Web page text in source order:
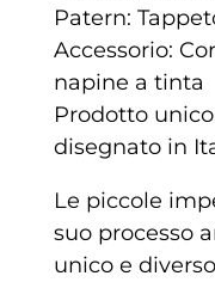
Patern:
Accessorio:
napine a tinta
Prodotto
disegnato in
Le piccole
suo processo
unico e